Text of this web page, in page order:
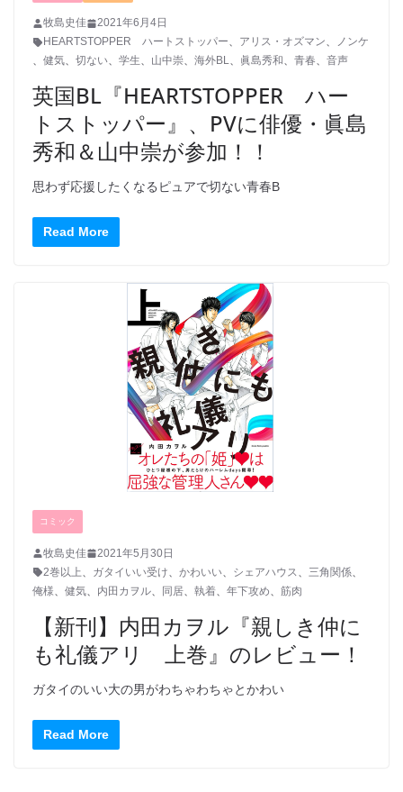
牧島史佳
2021年6月4日
HEARTSTOPPER ハートストッパー、 アリス・オズマン、
ノンケ
、 健気、 切ない、 学生、 山中崇、 海外BL、 眞島秀和、 青春、 音声
英国BL『HEARTSTOPPER ハー
トストッパー』、PVに俳優・眞島
秀和＆山中崇が参加！！
思わず応援したくなるピュアで切ない青春B
Read More
コミック
牧島史佳
2021年5月30日
2巻以上
ガタイいい受け かわいい シェアハウス 三角関係
俺様
健気 内田カヲル 同居 執着 年下攻め 筋肉
【新刊】内田カヲル『親しき仲に
も礼儀アリ 上巻』のレビュー！
ガタイのいい大の男がわちゃわちゃとかわい
Read More